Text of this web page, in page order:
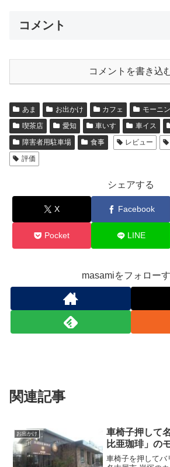
e
o
o
k
er
n
k
コメント
コメントを書き込
あま お出かけ カフェ モーニ
喫茶店
愛知 車いす 車イス
障害者用駐車場
食事 レビュー
評価
シェアする
X Facebook
Pocket LINE
masamiをフォロー
関連記事
お出かけ
車椅子押して
比亜珈琲」の
車椅子を押してバ